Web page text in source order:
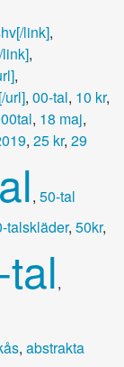
link],
,
,
url], 00-tal, 10 kr,
, 18 maj,
, 25 kr, 29
, 50-tal
talskläder, 50kr,
,
, abstrakta